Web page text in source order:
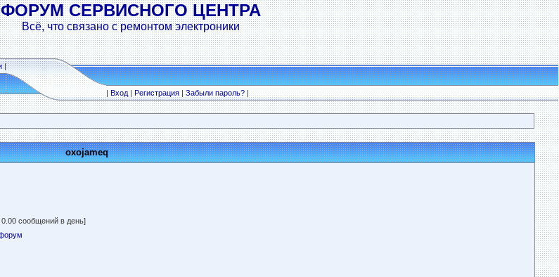
ФОРУМ СЕРВИСНОГО ЦЕНТРА
Всё, что связано с ремонтом электроники
|
|Вход|Регистрация|Забыли пароль?|
oxojameq
сообщений в день]